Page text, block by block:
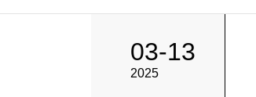
03-13
2025